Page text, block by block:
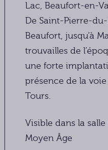
Lac, Beaufort-en-
De Saint-Pierre-
Beaufort, jusqu’à
trouvailles de
une forte
présence de la
Tours.
Visible dans la
Moyen Âge